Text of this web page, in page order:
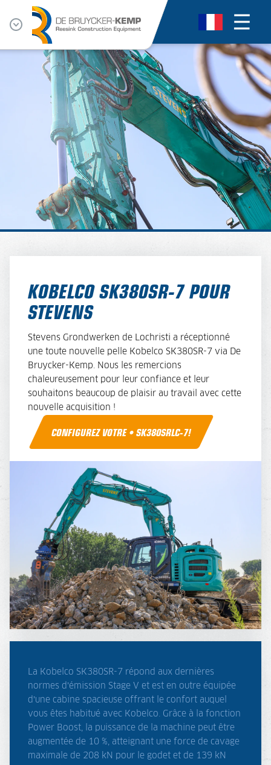
KOBELCO SK380SR-7 POUR
STEVENS
Stevens Grondwerken de Lochristi a réceptionné
une toute nouvelle pelle Kobelco SK380SR-7 via De
Bruycker-Kemp. Nous les remercions
chaleureusement pour leur confiance et leur
souhaitons beaucoup de plaisir au travail avec cette
nouvelle acquisition !
CONFIGUREZ VOTRE • SK380SRLC-7!
La Kobelco SK380SR-7 répond aux dernières
normes d’émission Stage V et est en outre équipée
d’une cabine spacieuse offrant le confort auquel
vous êtes habitué avec Kobelco. Grâce à la fonction
Power Boost, la puissance de la machine peut être
augmentée de 10 %, atteignant une force de cavage
maximale de 208 kN pour le godet et de 139 kN